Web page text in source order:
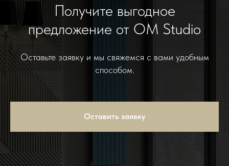
Получите выгодное
предложение от OM Studio
Оставьте заявку и мы свяжемся с вами удобным
способом.
Оставить заявку